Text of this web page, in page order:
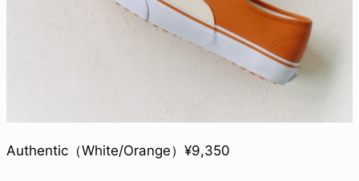
Authentic（White/Orange）¥9,350